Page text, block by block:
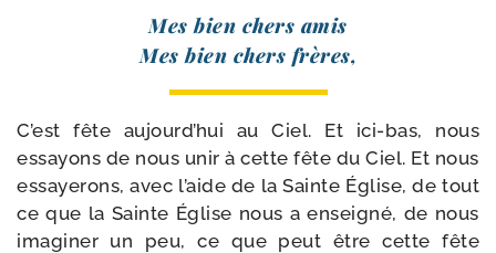
Mes bien chers amis
Mes bien chers frères,
C’est fête aujourd’hui au Ciel. Et ici-​bas, nous
essayons de nous unir à cette fête du Ciel. Et nous
essaye­rons, avec l’aide de la Sainte Église, de tout
ce que la Sainte Église nous a ensei­gné, de nous
ima­gi­ner un peu, ce que peut être cette fête